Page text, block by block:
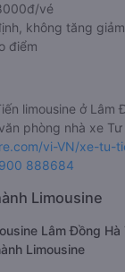
vé
không tăng
điểm
limousine ở Lâm
phòng nhà xe Tư
vi-VN/xe-tu-
888684
Limousine
Lâm Đồng Hà
Limousine